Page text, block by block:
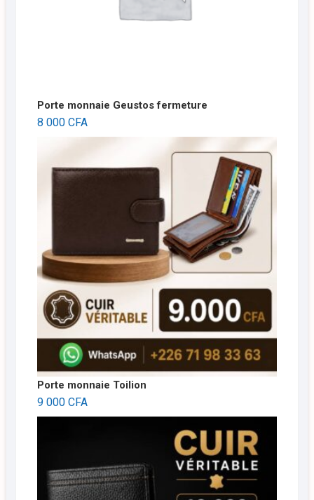
Porte monnaie Geustos fermeture
8 000 CFA
Porte monnaie Toilion
9 000 CFA